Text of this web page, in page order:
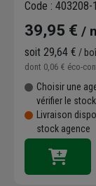
Code : 403208-1
39,95 € /
soit 29,64 € /
dont 0,06 € éco-
Choisir une
vérifier le stock
Livraison
stock agence